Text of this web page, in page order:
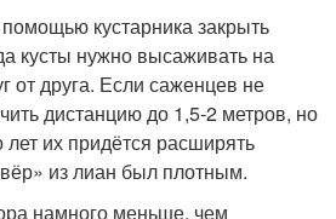
кустарника закрыть
кусты нужно высаживать на
от друга. Если саженцев не
дистанцию до 1,5-2 метров, но
лет их придётся расширять
из лиан был плотным.
намного меньше, чем